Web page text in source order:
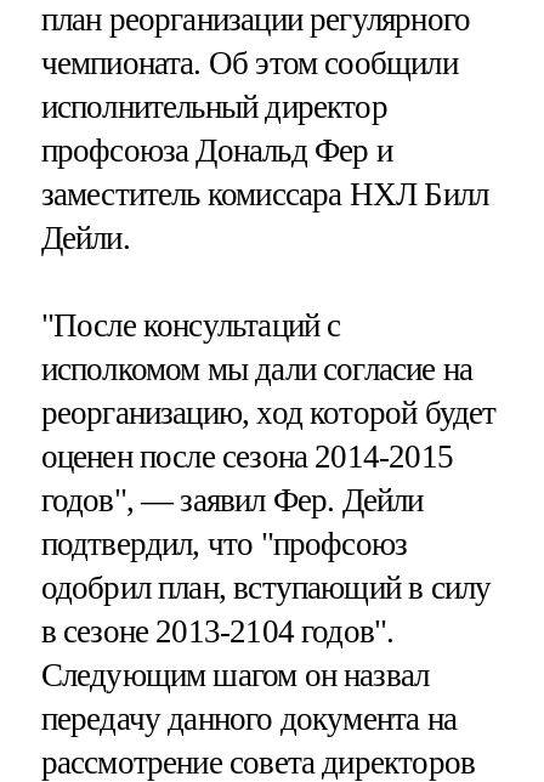
план реорганизации регулярного
чемпионата. Об этом сообщили
исполнительный директор
профсоюза Дональд Фер и
заместитель комиссара НХЛ Билл
Дейли.
"После консультаций с
исполкомом мы дали согласие на
реорганизацию, ход которой будет
оценен после сезона 2014-2015
годов", — заявил Фер. Дейли
подтвердил, что "профсоюз
одобрил план, вступающий в силу
в сезоне 2013-2104 годов".
Следующим шагом он назвал
передачу данного документа на
рассмотрение совета директоров